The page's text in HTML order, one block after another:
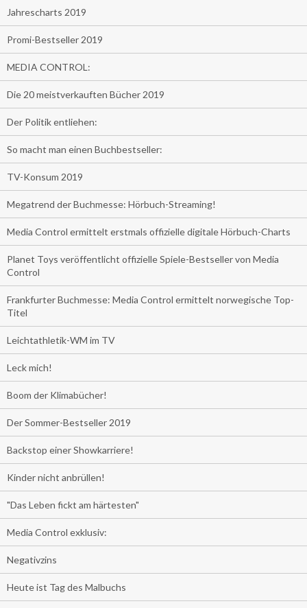
Jahrescharts 2019
Promi-Bestseller 2019
MEDIA CONTROL:
Die 20 meistverkauften Bücher 2019
Der Politik entliehen:
So macht man einen Buchbestseller:
TV-Konsum 2019
Megatrend der Buchmesse: Hörbuch-Streaming!
Media Control ermittelt erstmals offizielle digitale Hörbuch-Charts
Planet Toys veröffentlicht offizielle Spiele-Bestseller von Media
Control
Frankfurter Buchmesse: Media Control ermittelt norwegische Top-
Titel
Leichtathletik-WM im TV
Leck mich!
Boom der Klimabücher!
Der Sommer-Bestseller 2019
Backstop einer Showkarriere!
Kinder nicht anbrüllen!
"Das Leben fickt am härtesten"
Media Control exklusiv:
Negativzins
Heute ist Tag des Malbuchs